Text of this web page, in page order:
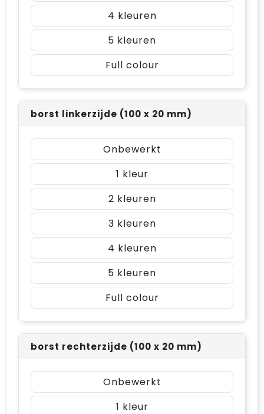
4
5
Full colour
borst linkerzijde (100 x 20 mm)
Onbewerkt
1
2
3
4
5
Full colour
borst rechterzijde (100 x 20 mm)
Onbewerkt
1